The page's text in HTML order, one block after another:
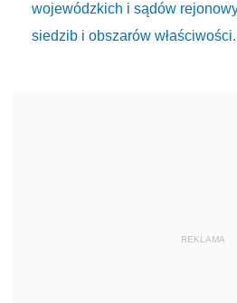
wojewódzkich i sądów
siedzib i obszarów właściwości.